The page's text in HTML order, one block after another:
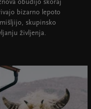
obudijo skoraj
bizarno lepoto
skupinsko
življenja.